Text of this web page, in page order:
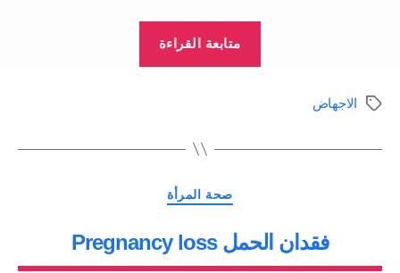
متابعة القراءة
الوسومالاجهاض
التصنيفات
صحة المرأة
فقدان الحمل Pregnancy loss